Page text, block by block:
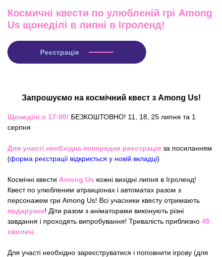
Космичні квести по улюбленій грі Among
Us щонеділі в липні в Ігроленд!
Реєстрація
Запрошуємо на космічний квест з Among Us!
Щонеділі о 17:00! БЕЗКОШТОВНО! 11, 18, 25 липня та 1
серпня
Для участі необхідна попередня реєстрація за посиланням
(форма реєстрації відкриється у новій вкладці)
Космічні квести Among Us кожні вихідні липня в Ігроленд!
Квест по улюбленим атракціонах і автоматах разом з
персонажем гри Among Us! Всі учасники квесту отримають
подарунок! Діти разом з аніматорами виконують різні
завдання і проходять випробування! Тривалість приблизно 45
хвилин.
Для участі необхідно зареєструватися і поповнити ігрову (для